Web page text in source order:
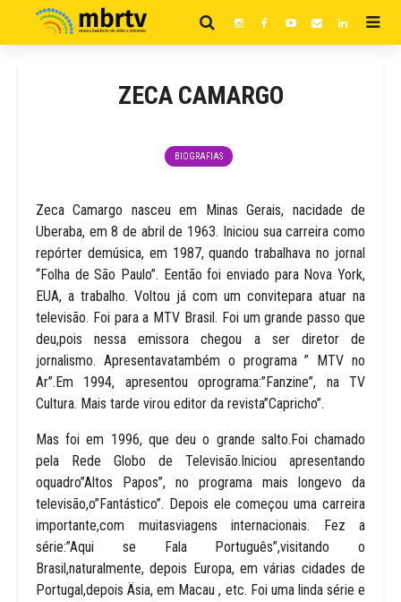
ZECA CAMARGO
BIOGRAFIAS
Zeca Camargo nasceu em Minas Gerais, nacidade de
Uberaba, em 8 de abril de 1963. Iniciou sua carreira como
repórter demúsica, em 1987, quando trabalhava no jornal
“Folha de São Paulo”. Eentão foi enviado para Nova York,
EUA, a trabalho. Voltou já com um convitepara atuar na
televisão. Foi para a MTV Brasil. Foi um grande passo que
deu,pois nessa emissora chegou a ser diretor de
jornalismo. Apresentavatambém o programa ” MTV no
Ar”.Em 1994, apresentou oprograma:”Fanzine”, na TV
Cultura. Mais tarde virou editor da revista”Capricho”.
Mas foi em 1996, que deu o grande salto.Foi chamado
pela Rede Globo de Televisão.Iniciou apresentando
oquadro”Altos Papos”, no programa mais longevo da
televisão,o”Fantástico”. Depois ele começou uma carreira
importante,com muitasviagens internacionais. Fez a
série:”Aqui se Fala Português”,visitando o
Brasil,naturalmente, depois Europa, em várias cidades de
Portugal,depois Äsia, em Macau , etc. Foi uma linda série e